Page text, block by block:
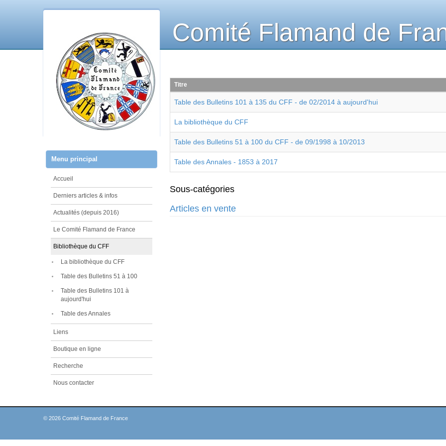
Menu principal
Accueil
Derniers articles & infos
Actualités (depuis 2016)
Le Comité Flamand de France
Bibliothèque du CFF
La bibliothèque du CFF
Table des Bulletins 51 à 100
Table des Bulletins 101 à
aujourd'hui
Table des Annales
Liens
Boutique en ligne
Recherche
Nous contacter
Comité Flamand de
Titre
Table des Bulletins 101 à 135 du CFF - de 02/2014 à aujourd'hui
La bibliothèque du CFF
Table des Bulletins 51 à 100 du CFF - de 09/1998 à 10/2013
Table des Annales - 1853 à 2017
Sous-catégories
Articles en vente
© 2026 Comité Flamand de France